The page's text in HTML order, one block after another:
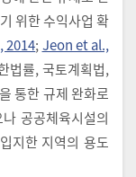
위한 수익사업 확
2014;Jeon et al.,
법률, 국토계획법,
통한 규제 완화로
공공체육시설의
지한 지역의 용도